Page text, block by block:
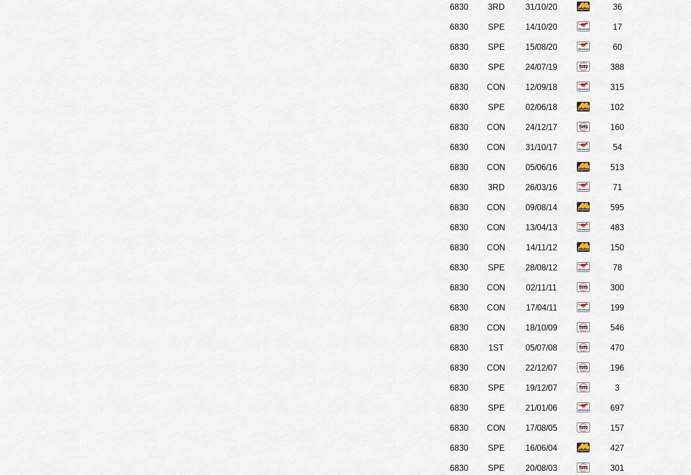
6830 3RD 31/10/20 36
6830 SPE 14/10/20 17
6830 SPE 15/08/20 60
6830 SPE 24/07/19 388
6830 CON 12/09/18 315
6830 SPE 02/06/18 102
6830 CON 24/12/17 160
6830 CON 31/10/17 54
6830 CON 05/06/16 513
6830 3RD 26/03/16 71
6830 CON 09/08/14 595
6830 CON 13/04/13 483
6830 CON 14/11/12 150
6830 SPE 28/08/12 78
6830 CON 02/11/11 300
6830 CON 17/04/11 199
6830 CON 18/10/09 546
6830 1ST 05/07/08 470
6830 CON 22/12/07 196
6830 SPE 19/12/07 3
6830 SPE 21/01/06 697
6830 CON 17/08/05 157
6830 SPE 16/06/04 427
6830 SPE 20/08/03 301